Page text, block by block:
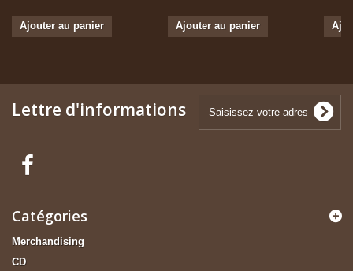
Ajouter au panier Ajouter au panier
Lettre d'informations
Catégories
Merchandising
CD